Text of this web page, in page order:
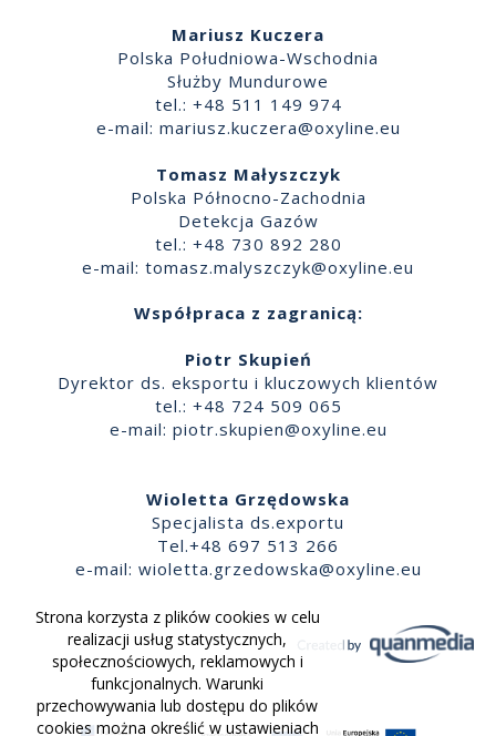
Mariusz Kuczera
Polska Południowa-Wschodnia
Służby Mundurowe
tel.: +48 511 149 974
e-mail: mariusz.kuczera@oxyline.eu
Tomasz Małyszczyk
Polska Północno-Zachodnia
Detekcja Gazów
tel.: +48 730 892 280
e-mail: tomasz.malyszczyk@oxyline.eu
Współpraca z zagranicą:
Piotr Skupień
Dyrektor ds. eksportu i kluczowych klientów
tel.: +48 724 509 065
e-mail: piotr.skupien@oxyline.eu
Wioletta Grzędowska
Specjalista ds.exportu
Tel.+48 697 513 266
e-mail: wioletta.grzedowska@oxyline.eu
Strona korzysta z plików cookies w celu
realizacji usług statystycznych,
społecznościowych, reklamowych i
funkcjonalnych. Warunki
przechowywania lub dostępu do plików
cookies można określić w ustawieniach